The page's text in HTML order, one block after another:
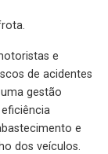
e
de acidentes
gestão
e
dos veículos.